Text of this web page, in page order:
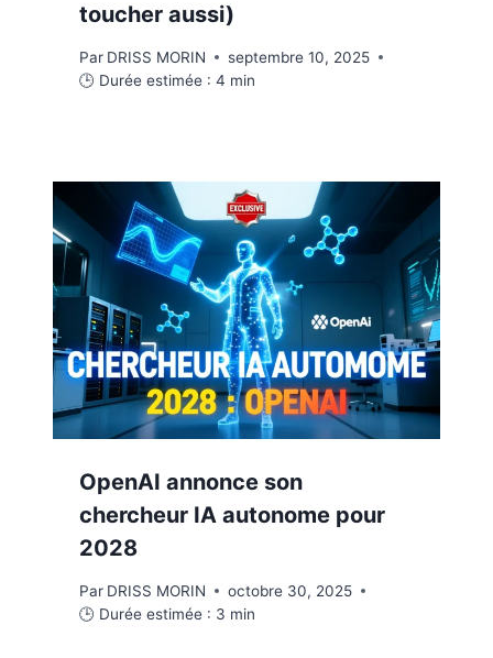
toucher aussi)
Par DRISS MORIN
septembre 10, 2025
🕒 Durée estimée : 4 min
OpenAI annonce son
chercheur IA autonome pour
2028
Par DRISS MORIN
octobre 30, 2025
🕒 Durée estimée : 3 min